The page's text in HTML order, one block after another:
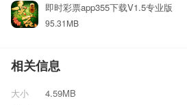
即时彩票app355下载V1.5专业版
95.31MB
相关信息
大小
4.59MB